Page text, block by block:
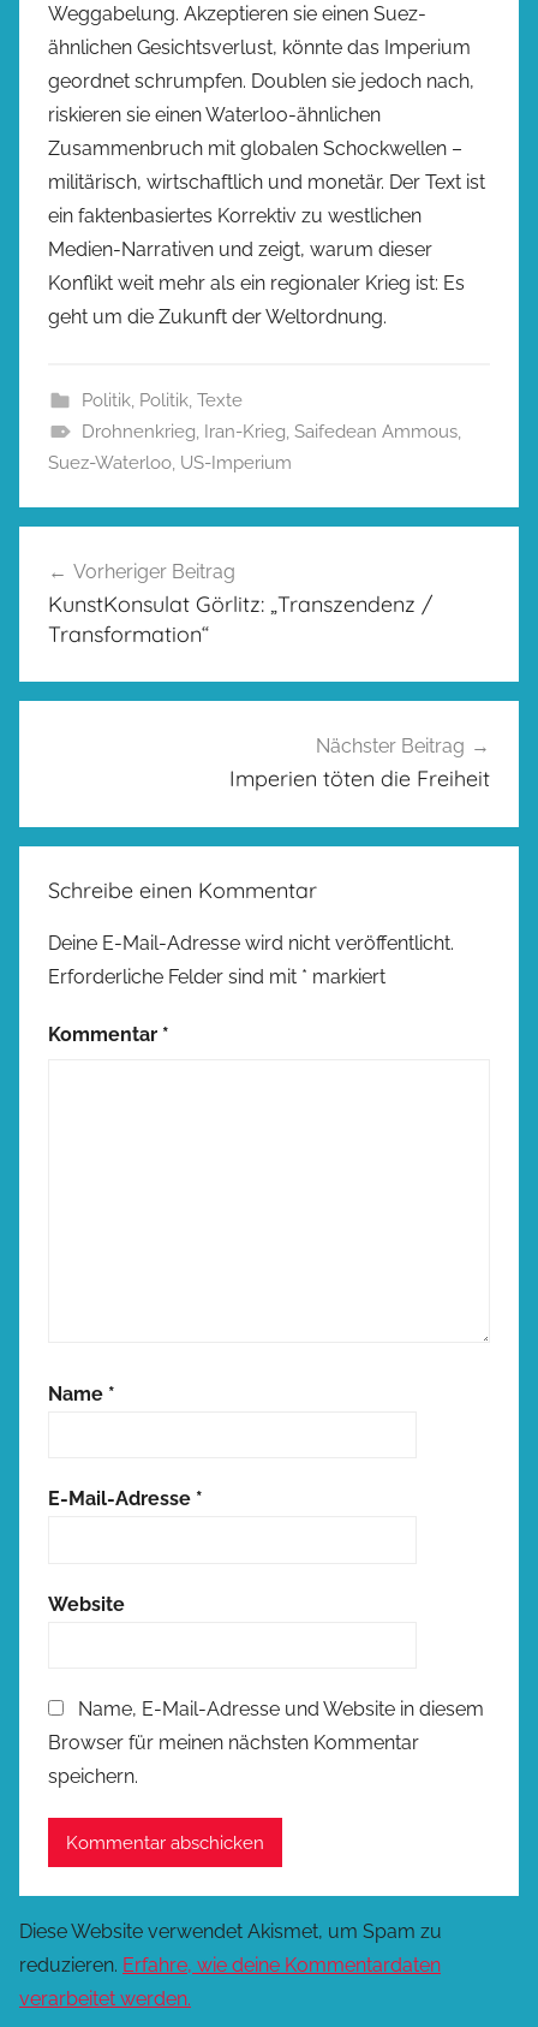
Weggabelung. Akzeptieren sie einen Suez-
ähnlichen Gesichtsverlust, könnte das Imperium
geordnet schrumpfen. Doublen sie jedoch nach,
riskieren sie einen Waterloo-ähnlichen
Zusammenbruch mit globalen Schockwellen –
militärisch, wirtschaftlich und monetär. Der Text ist
ein faktenbasiertes Korrektiv zu westlichen
Medien-Narrativen und zeigt, warum dieser
Konflikt weit mehr als ein regionaler Krieg ist: Es
geht um die Zukunft der Weltordnung.
Politik, Politik, Texte
Drohnenkrieg Iran-Krieg Saifedean Ammous,
Suez-Waterloo US-Imperium
Vorheriger Beitrag
KunstKonsulat Görlitz: „Transzendenz /
Transformation“
Nächster Beitrag
Imperien töten die Freiheit
Schreibe einen Kommentar
Deine E-Mail-Adresse wird nicht veröffentlicht.
Erforderliche Felder sind mit * markiert
Kommentar *
Name *
E-Mail-Adresse *
Website
Name, E-Mail-Adresse und Website in diesem
Browser für meinen nächsten Kommentar
speichern.
Diese Website verwendet Akismet, um Spam zu
reduzieren. Erfahre, wie deine Kommentardaten
verarbeitet werden.